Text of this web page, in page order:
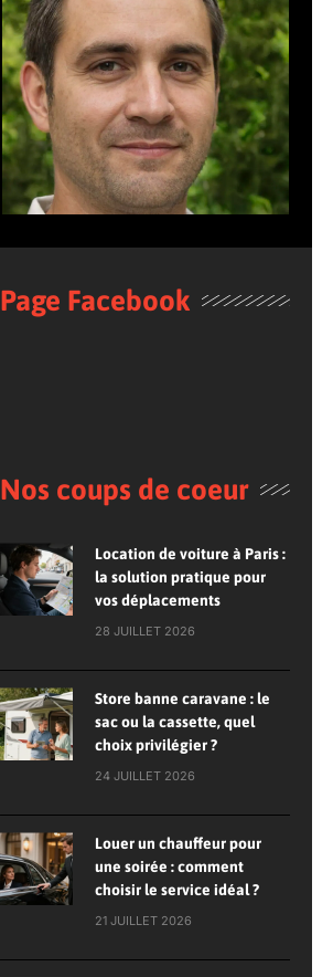
Page Facebook
Nos coups de coeur
Location de voiture à Paris :
la solution pratique pour
vos déplacements
28 JUILLET 2026
Store banne caravane : le
sac ou la cassette, quel
choix privilégier ?
24 JUILLET 2026
Louer un chauffeur pour
une soirée : comment
choisir le service idéal ?
21 JUILLET 2026